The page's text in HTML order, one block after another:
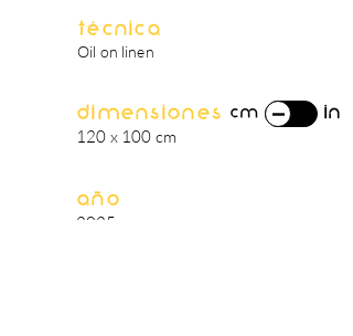
Técnica
Oil on linen
Dimensiones
120 x 100 cm
cm in
Año
2025